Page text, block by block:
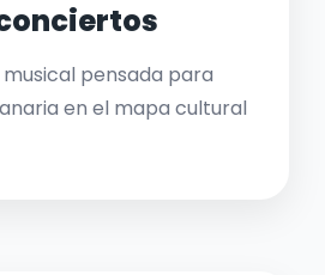
pensada para
en el mapa cultural